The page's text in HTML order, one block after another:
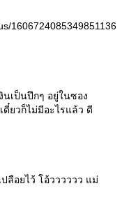
1606724085349851136
เป็นปึกๆ อยู่ในซอง
ดี๋ยวก็ไม่มีอะไรแล้ว ดี
ลือยไว้ โอ้วววววว แม่